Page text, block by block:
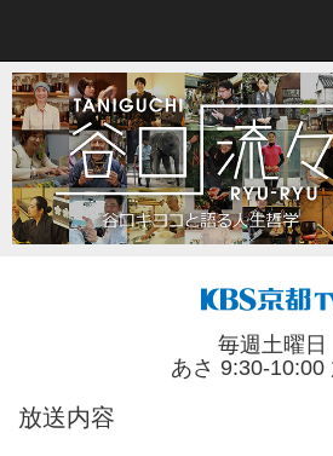
毎週土曜日
あさ 9:30-10:00
放送内容